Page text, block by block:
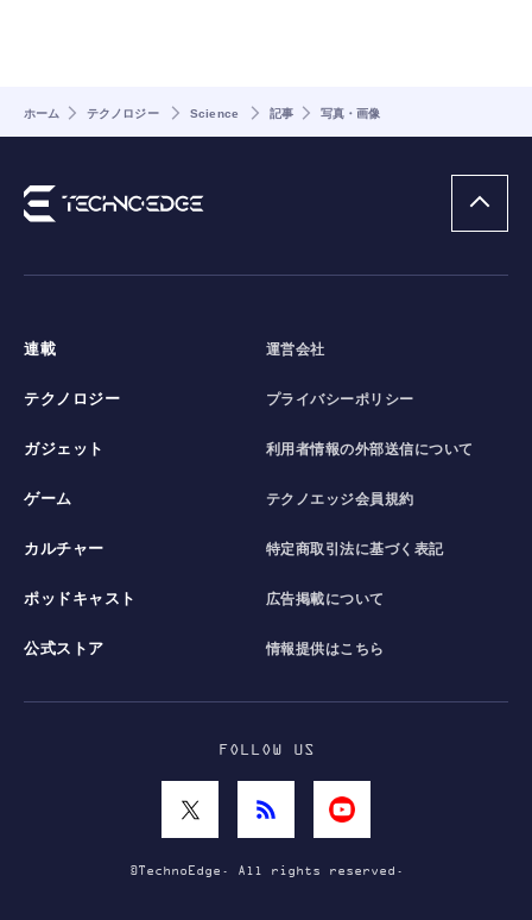
ホーム テクノロジー Science 記事 写真・画像
連載
テクノロジー
ガジェット
ゲーム
カルチャー
ポッドキャスト
公式ストア
運営会社
プライバシーポリシー
利用者情報の外部送信について
テクノエッジ会員規約
特定商取引法に基づく表記
広告掲載について
情報提供はこちら
FOLLOW US
©TechnoEdge. All rights reserved.